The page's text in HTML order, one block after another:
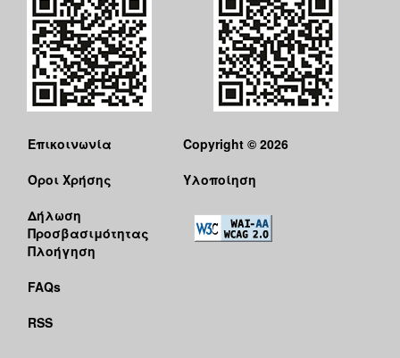
Επικοινωνία
Όροι Χρήσης
Δήλωση
Προσβασιμότητας
Πλοήγηση
FAQs
RSS
Copyright © 2026
Υλοποίηση